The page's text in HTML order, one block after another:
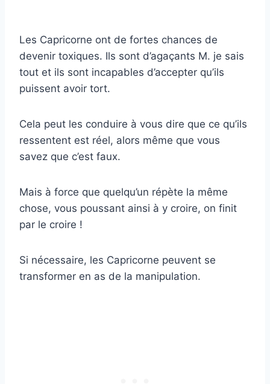
Les Capricorne ont de fortes chances de
devenir toxiques. Ils sont d’agaçants M. je sais
tout et ils sont incapables d’accepter qu’ils
puissent avoir tort.
Cela peut les conduire à vous dire que ce qu’ils
ressentent est réel, alors même que vous
savez que c’est faux.
Mais à force que quelqu’un répète la même
chose, vous poussant ainsi à y croire, on finit
par le croire !
Si nécessaire, les Capricorne peuvent se
transformer en as de la manipulation.